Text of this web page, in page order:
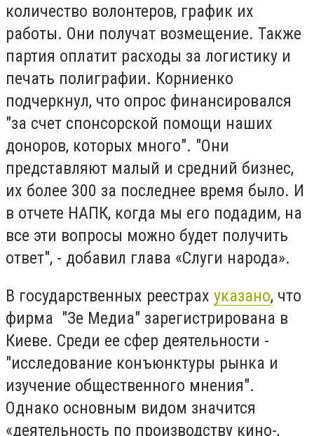
количество волонтеров, график их
работы. Они получат возмещение. Также
партия оплатит расходы за логистику и
печать полиграфии. Корниенко
подчеркнул, что опрос финансировался
"за счет спонсорской помощи наших
доноров, которых много". "Они
представляют малый и средний бизнес,
их более 300 за последнее время было. И
в отчете НАПК, когда мы его подадим, на
все эти вопросы можно будет получить
ответ", - добавил глава «Слуги народа».
В государственных реестрах указано, что
фирма "Зе Медиа" зарегистрирована в
Киеве. Среди ее сфер деятельности -
"исследование конъюнктуры рынка и
изучение общественного мнения".
Однако основным видом значится
«деятельность по производству кино-,